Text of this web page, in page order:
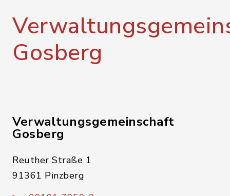
Gosberg
Verwaltungsgemeinschaft
Gosberg
Reuther Straße 1
91361 Pinzberg